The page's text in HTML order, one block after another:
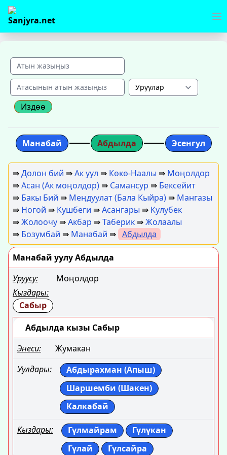
Издөө
Манабай Абдылда Эсенгул
⇛Долон бий ⇛Ак уул ⇛ Көкө-Наалы ⇛ Моңолдор
⇛Асан (Ак моңолдор) ⇛ Самансур ⇛ Бексейит
⇛ Бакы Бий ⇛ Меңдуулат (Бала Кыйра) ⇛ Мангазы
⇛ Ногой ⇛ Кушбеги ⇛Асангары ⇛ Кулубек
⇛Жолоочу ⇛Акбар ⇛Таберик ⇛Жолаалы
⇛ Бозумбай ⇛ Манабай ⇛ Абдылда
Манабай уулу Абдылда
Уруусу:
Моңолдор
Кыздары:
Сабыр
Абдылда кызы Сабыр
Энеси:
Жумакан
Уулдары:
Абдырахман (Апыш)
Шаршемби (Шакен)
Калкабай
Кыздары: Гүлмайрам
Гүлүкан
Гүлай
Гүлсайра